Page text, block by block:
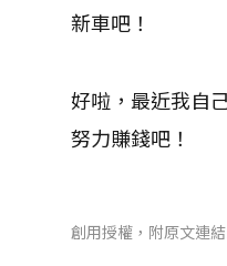
新車吧！
好啦，最近我自
努力賺錢吧！
創用授權，附原文連